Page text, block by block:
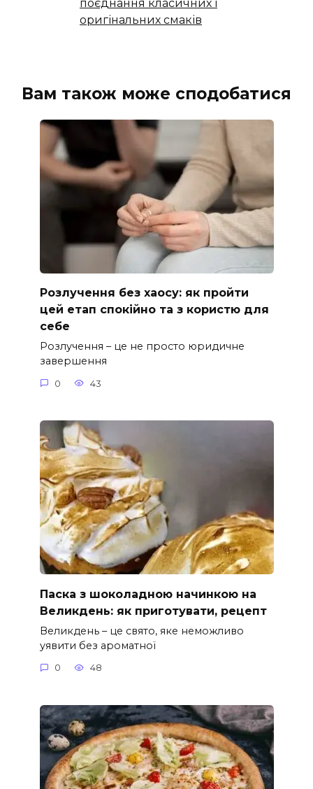
поєднання класичних і
оригінальних смаків
Вам також може сподобатися
Розлучення без хаосу: як пройти
цей етап спокійно та з користю для
себе
Розлучення – це не просто юридичне
завершення
0 43
Паска з шоколадною начинкою на
Великдень: як приготувати, рецепт
Великдень – це свято, яке неможливо
уявити без ароматної
0 48